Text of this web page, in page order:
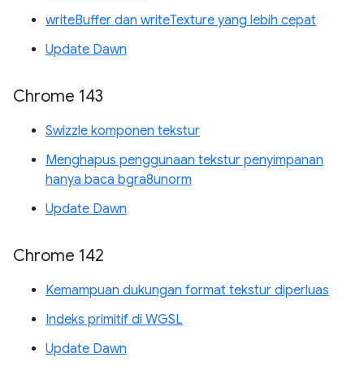
writeBuffer dan writeTexture yang lebih cepat
Update Dawn
Chrome 143
Swizzle komponen tekstur
Menghapus penggunaan tekstur penyimpanan
hanya baca bgra8unorm
Update Dawn
Chrome 142
Kemampuan dukungan format tekstur diperluas
Indeks primitif di WGSL
Update Dawn